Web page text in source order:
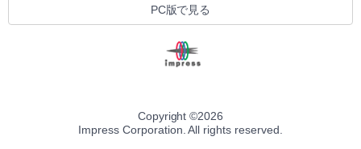
PC版で見る
Copyright ©2026
Impress Corporation. All rights reserved.